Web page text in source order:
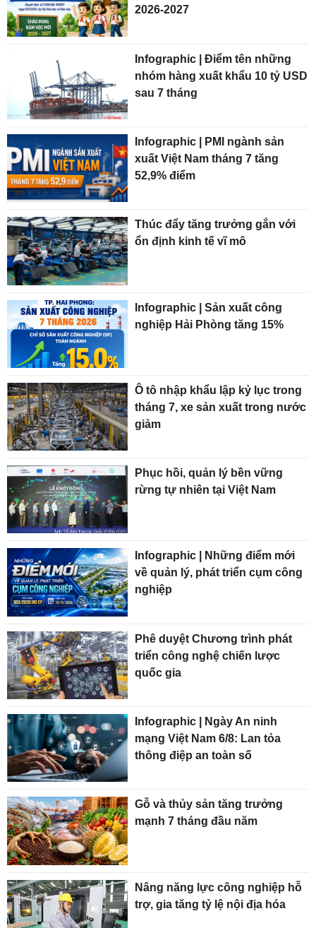
2026-2027
Infographic | Điểm tên những
nhóm hàng xuất khẩu 10 tỷ USD
sau 7 tháng
Infographic | PMI ngành sản
xuất Việt Nam tháng 7 tăng
52,9% điểm
Thúc đẩy tăng trưởng gắn với
ổn định kinh tế vĩ mô
Infographic | Sản xuất công
nghiệp Hải Phòng tăng 15%
Ô tô nhập khẩu lập kỷ lục trong
tháng 7, xe sản xuất trong nước
giảm
Phục hồi, quản lý bền vững
rừng tự nhiên tại Việt Nam
Infographic | Những điểm mới
về quản lý, phát triển cụm công
nghiệp
Phê duyệt Chương trình phát
triển công nghệ chiến lược
quốc gia
Infographic | Ngày An ninh
mạng Việt Nam 6/8: Lan tỏa
thông điệp an toàn số
Gỗ và thủy sản tăng trưởng
mạnh 7 tháng đầu năm
Nâng năng lực công nghiệp hỗ
trợ, gia tăng tỷ lệ nội địa hóa